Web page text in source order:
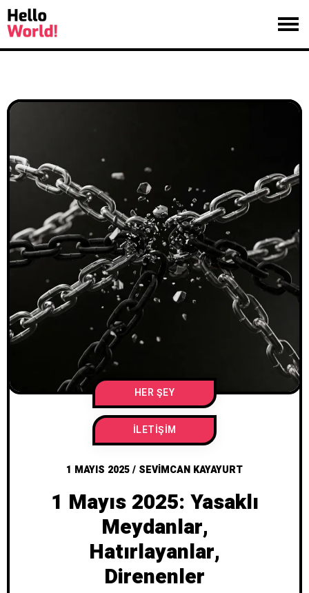
HER ŞEY
İLETIŞIM
1 MAYIS 2025/ SEVIMCAN KAYAYURT
1 Mayıs 2025: Yasaklı
Meydanlar,
Hatırlayanlar,
Direnenler